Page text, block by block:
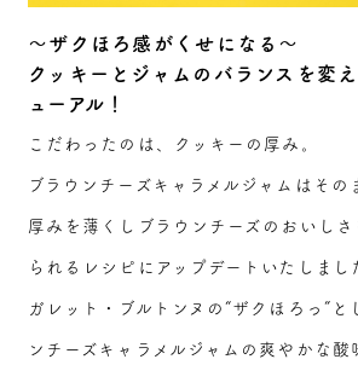
～ザクほろ感がくせになる～
クッキーとジャムのバランスを変
ューアル！
こだわったのは、クッキーの厚み。
ブラウンチーズキャラメルジャムはその
厚みを薄くしブラウンチーズのおいし
られるレシピにアップデートいたしまし
ガレット・ブルトンヌの“ザクほろっ”と
ンチーズキャラメルジャムの爽やかな酸